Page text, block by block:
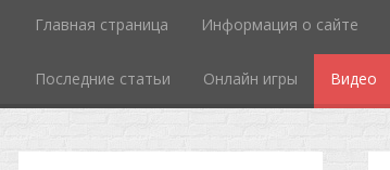
Главная страница Информация о сайте
Последние статьи Онлайн игры Видео